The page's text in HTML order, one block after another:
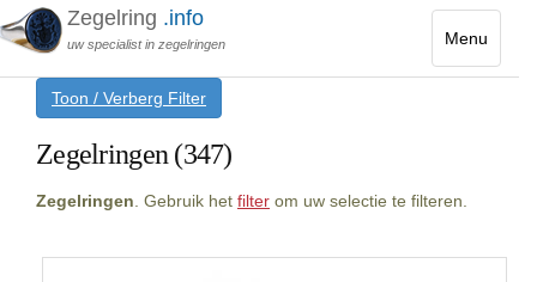
Menu
Toggle
Zegelring .info
uw specialist in zegelringen
Toon / Verberg Filter
Zegelringen (347)
Zegelringen . Gebruik het filter om uw selectie te filteren.